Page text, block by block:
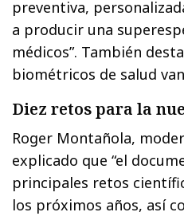
preventiva,
a producir una
médicos”. También
biométricos de salud
Diez retos para la
Roger Montañola,
explicado que “el
principales retos
los próximos años, así